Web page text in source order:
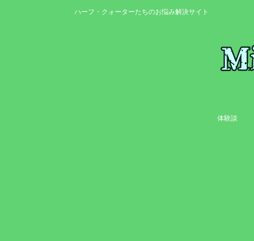
ハーフ・クォーターたちのお悩み解決サイト
体験談